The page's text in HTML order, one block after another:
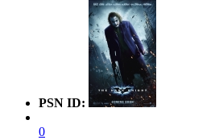
PSN ID:
0